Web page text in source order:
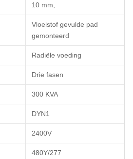
10 mm,
Vloeistof gevulde pad
gemonteerd
Radiële voeding
Drie fasen
300 KVA
DYN1
2400V
480Y/277